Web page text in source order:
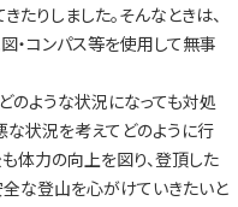
たりしました。そんなときは、
・コンパス等を使用して無事
のような状況になっても対処
な状況を考えてどのように行
体力の向上を図り、登頂した
な登山を心がけていきたいと